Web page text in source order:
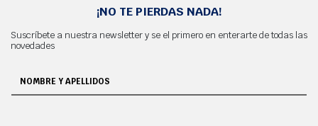
¡NO TE PIERDAS NADA!
Suscríbete a nuestra newsletter y se el primero en enterarte de todas las
novedades
NOMBRE Y APELLIDOS